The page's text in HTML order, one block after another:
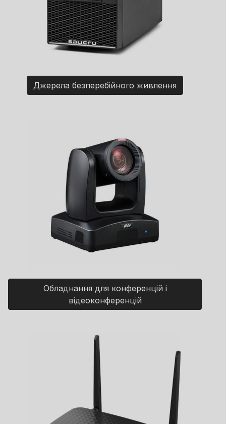
Джерела безперебійного живлення
Обладнання для конференцій і
відеоконференцій